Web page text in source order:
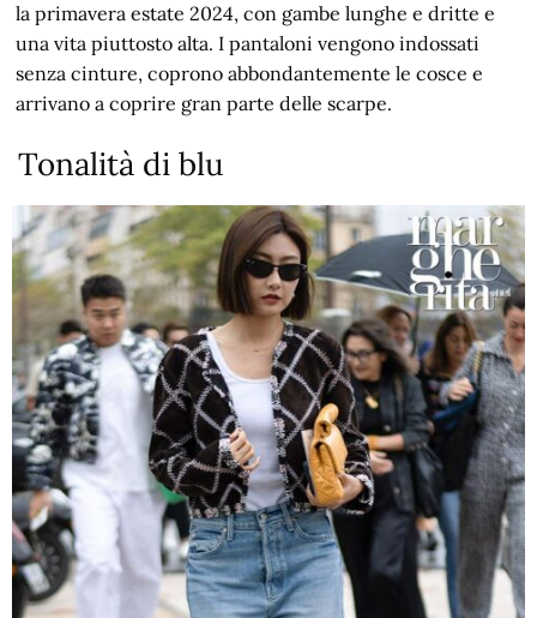
la primavera estate 2024, con gambe lunghe e dritte e
una vita piuttosto alta. I pantaloni vengono indossati
senza cinture, coprono abbondantemente le cosce e
arrivano a coprire gran parte delle scarpe.
Tonalità di blu